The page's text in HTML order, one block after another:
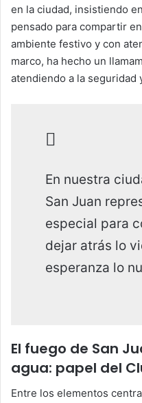
en la ciudad, insistiendo
pensado para compartir
ambiente festivo y con
marco, ha hecho un
atendiendo a la seguridad
En nuestra
San Juan
especial para
dejar atrás lo
esperanza lo
El fuego de San
agua: papel del
Entre los elementos